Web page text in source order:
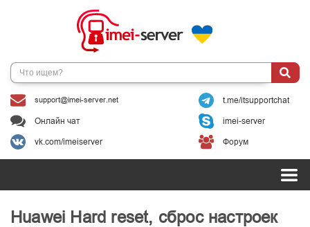
support@imei-server.net t.me/itsupportchat
Онлайн чат imei-server
vk.com/imeiserver Форум
Huawei Hard reset, сброс настроек